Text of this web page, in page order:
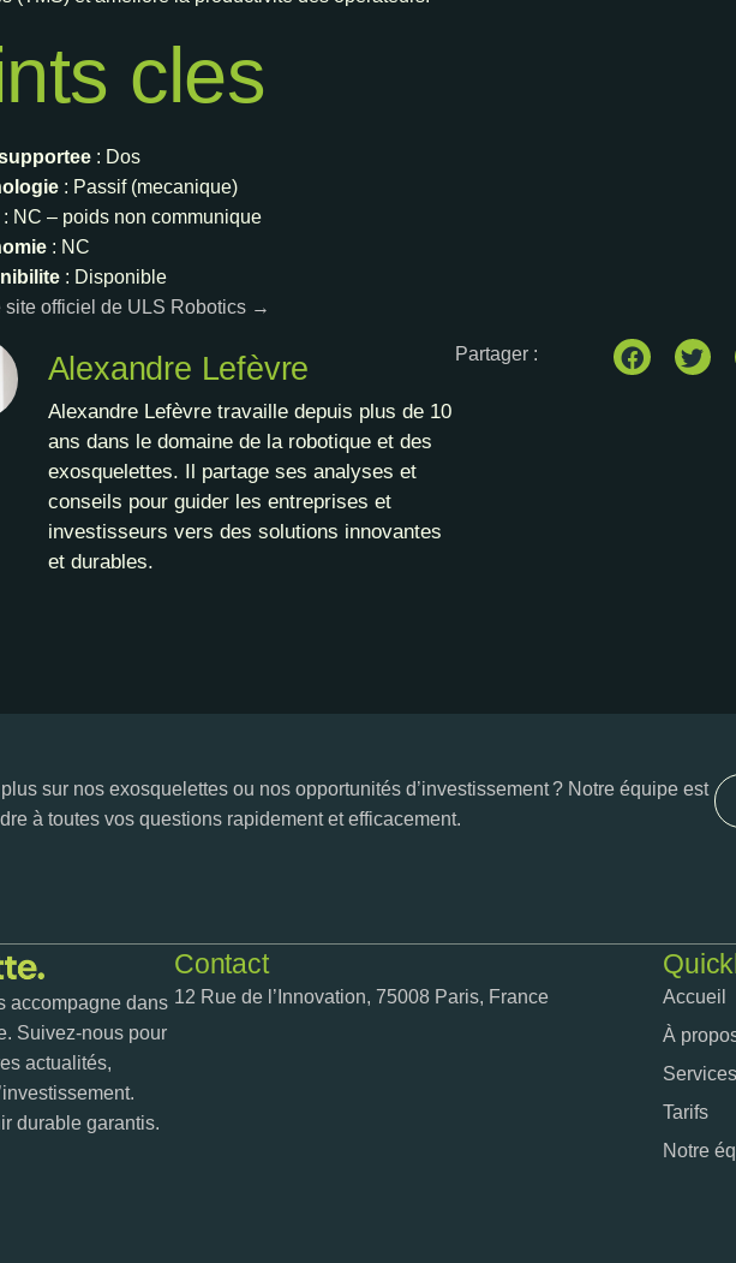
cles
: Dos
: Passif (mecanique)
NC – poids non communique
: NC
: Disponible
site officiel de ULS Robotics →
Alexandre Lefèvre
Alexandre Lefèvre travaille depuis plus de 10
ans dans le domaine de la robotique et des
exosquelettes. Il partage ses analyses et
conseils pour guider les entreprises et
investisseurs vers des solutions innovantes
et durables.
Partager :
sur nos exosquelettes ou nos opportunités d’investissement ? Notre équipe est
à toutes vos questions rapidement et efficacement.
accompagne dans
Suivez-nous pour
actualités,
durable garantis.
Contact
12 Rue de l’Innovation, 75008 Paris, France
Accueil
À
Services
Tarifs
Notre